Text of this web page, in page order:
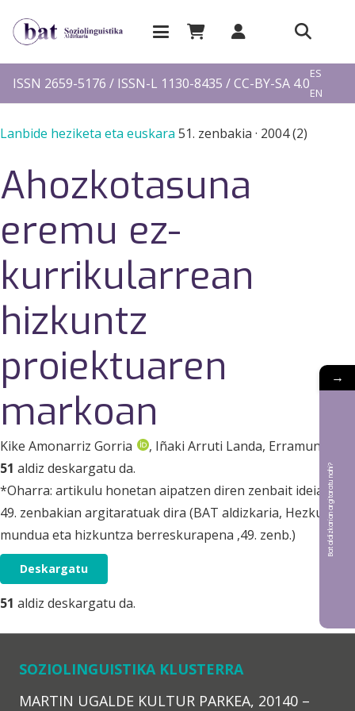
ISSN 2659-5176 / ISSN-L 1130-8435 / CC-BY-SA 4.0
ES
EN
Lanbide heziketa eta euskara 51. zenbakia · 2004 (2)
Ahozkotasuna
eremu ez-
kurrikularrean
hizkuntz
proiektuaren
markoan
Kike Amonarriz Gorria , Iñaki Arruti Landa, Erramun Osa
51 aldiz deskargatu da.
*Oharra: artikulu honetan aipatzen diren zenbait ideia BAT
49. zenbakian argitaratuak dira (BAT aldizkaria, Hezkuntza
mundua eta hizkuntza berreskurapena ,49. zenb.)
Deskargatu
51 aldiz deskargatu da.
SOZIOLINGUISTIKA KLUSTERRA
MARTIN UGALDE KULTUR PARKEA, 20140 –
→
Bat aldizkarian argitaratu nahi?